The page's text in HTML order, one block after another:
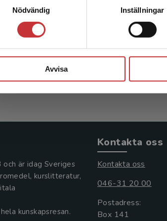
Nödvändig
Inställningar
Avvisa
Schenck-Gustafsson, K-Johnston-
Holmström, N (red.)
Exkl. moms: 402 kr
är idag Sveriges
kurslitteratur,
kunskapsresan.
Kontakta oss
Kontakta oss
046-31 20 00
Postadress:
Box 141